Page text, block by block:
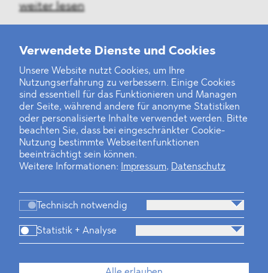
Verwendete Dienste und Cookies
Unsere Website nutzt Cookies, um Ihre
Nutzungserfahrung zu verbessern. Einige Cookies
sind essentiell für das Funktionieren und Managen
der Seite, während andere für anonyme Statistiken
oder personalisierte Inhalte verwendet werden. Bitte
beachten Sie, dass bei eingeschränkter Cookie-
Nutzung bestimmte Webseitenfunktionen
beeinträchtigt sein können.
Weitere Informationen:
Impressum, Datenschutz
Technisch notwendig
Statistik + Analyse
weiter lesen
‹123738 394041 4243 ...4647›